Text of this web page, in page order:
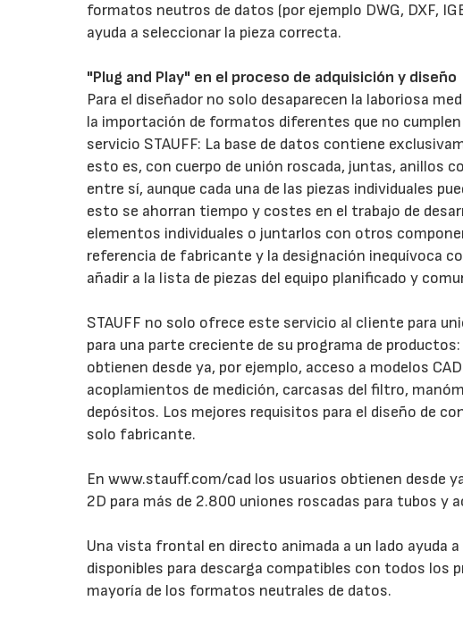
formatos neutros de datos (por ejemplo DWG, DXF,
ayuda a seleccionar la pieza correcta.
"Plug and Play" en el proceso de adquisición y diseño
Para el diseñador no solo desaparecen la laboriosa
la importación de formatos diferentes que no
servicio STAUFF: La base de datos contiene
esto es, con cuerpo de unión roscada, juntas, anillos
entre sí, aunque cada una de las piezas individuales
esto se ahorran tiempo y costes en el trabajo de
elementos individuales o juntarlos con otros
referencia de fabricante y la designación inequívoca
añadir a la lista de piezas del equipo planificado y
STAUFF no solo ofrece este servicio al cliente para
para una parte creciente de su programa de
obtienen desde ya, por ejemplo, acceso a modelos
acoplamientos de medición, carcasas del filtro,
depósitos. Los mejores requisitos para el diseño de
solo fabricante.
En www.stauff.com/cad los usuarios obtienen desde
2D para más de 2.800 uniones roscadas para tubos y
Una vista frontal en directo animada a un lado ayuda
disponibles para descarga compatibles con todos los
mayoría de los formatos neutrales de datos.